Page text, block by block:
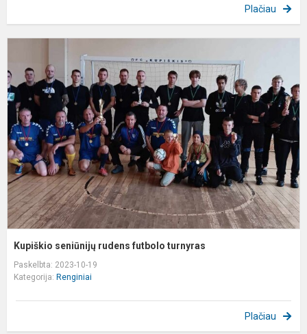
Plačiau
Kupiškio seniūnijų rudens futbolo turnyras
Paskelbta: 2023-10-19
Kategorija: Renginiai
Plačiau